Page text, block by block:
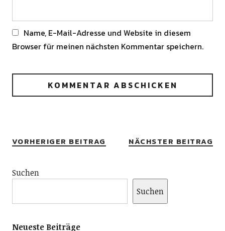
Name, E-Mail-Adresse und Website in diesem
Browser für meinen nächsten Kommentar speichern.
VORHERIGER BEITRAG NÄCHSTER BEITRAG
Suchen
Suchen
Neueste Beiträge